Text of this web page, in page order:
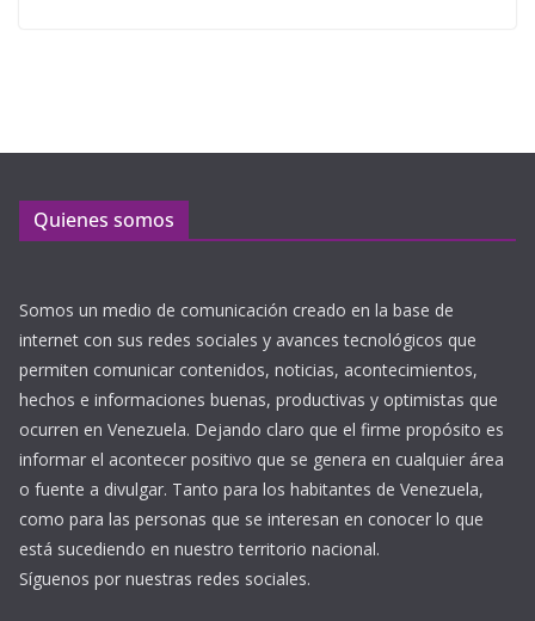
Quienes somos
Somos un medio de comunicación creado en la base de
internet con sus redes sociales y avances tecnológicos que
permiten comunicar contenidos, noticias, acontecimientos,
hechos e informaciones buenas, productivas y optimistas que
ocurren en Venezuela. Dejando claro que el firme propósito es
informar el acontecer positivo que se genera en cualquier área
o fuente a divulgar. Tanto para los habitantes de Venezuela,
como para las personas que se interesan en conocer lo que
está sucediendo en nuestro territorio nacional.
Síguenos por nuestras redes sociales.